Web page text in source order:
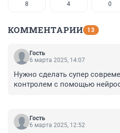
8 4 0
КОММЕНТАРИИ 13
Гость
6 марта 2025, 14:07
Нужно сделать супер
контролем с помощью
Гость
6 марта 2025, 12:52